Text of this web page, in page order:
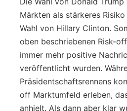
Märkten als stärkeres
Wahl von Hillary Clinton.
oben beschriebenen Risk-
immer mehr positive
veröffentlicht wurden.
Präsidentschaftsrennens
off Marktumfeld erleben,
anhielt. Als dann aber klar